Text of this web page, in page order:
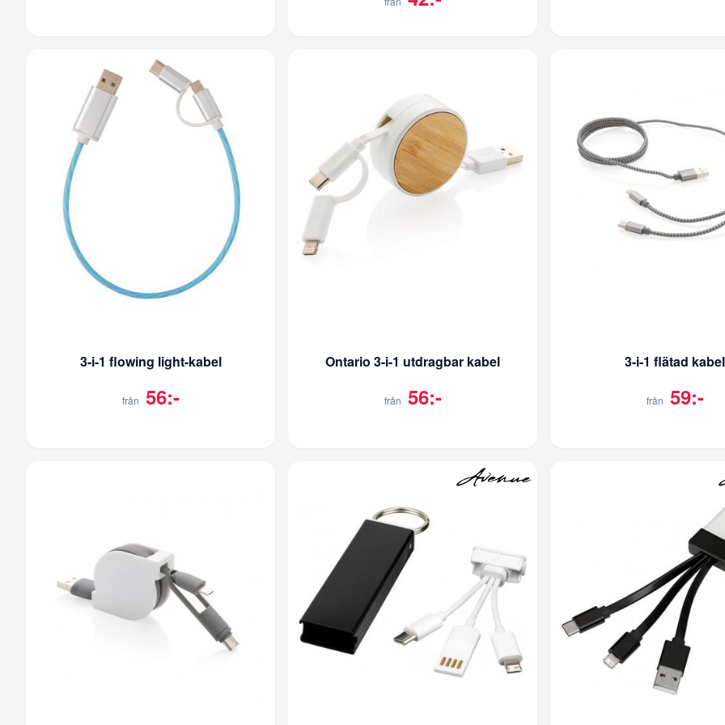
3-i-1 flowing light-kabel
från 56:-
Ontario 3-i-1 utdragbar kabel
från 56:-
3-i-1 flätad kabel
från 59:-